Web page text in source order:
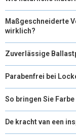
Maßgeschneiderte
wirklich?
Zuverlässige
Parabenfrei bei
So bringen Sie
De kracht van een